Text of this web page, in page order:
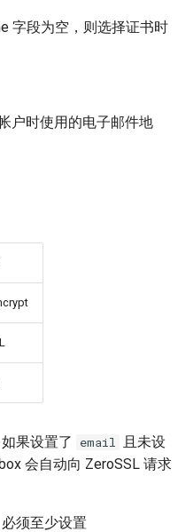
字段为空，则选择证书时
户时使用的电子邮件地
果设置了 email
且未设
会自动向 ZeroSSL 请求
须至少设置